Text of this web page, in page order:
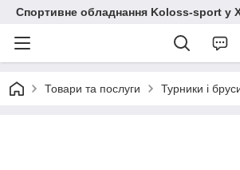
Спортивне обладнання Koloss-sport у
Товари та послуги Турники і